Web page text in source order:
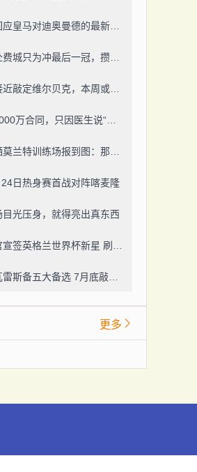
日热身赛首战对阵喀麦隆
光压身，就得亮出真东西
更多